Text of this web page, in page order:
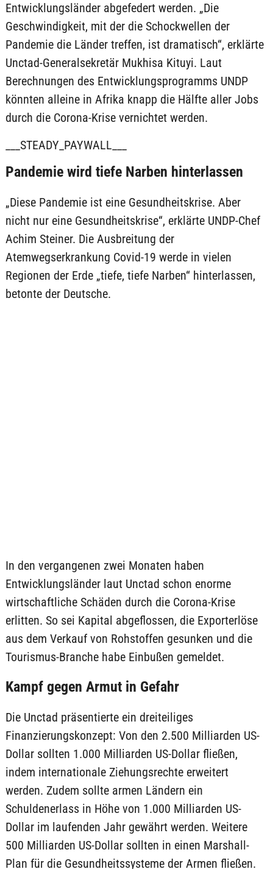
Entwicklungsländer abgefedert werden. „Die
Geschwindigkeit, mit der die Schockwellen der
Pandemie die Länder treffen, ist dramatisch“, erklärte
Unctad-Generalsekretär Mukhisa Kituyi. Laut
Berechnungen des Entwicklungsprogramms UNDP
könnten alleine in Afrika knapp die Hälfte aller Jobs
durch die Corona-Krise vernichtet werden.
___STEADY_PAYWALL___
Pandemie wird tiefe Narben hinterlassen
„Diese Pandemie ist eine Gesundheitskrise. Aber
nicht nur eine Gesundheitskrise“, erklärte UNDP-Chef
Achim Steiner. Die Ausbreitung der
Atemwegserkrankung Covid-19 werde in vielen
Regionen der Erde „tiefe, tiefe Narben“ hinterlassen,
betonte der Deutsche.
In den vergangenen zwei Monaten haben
Entwicklungsländer laut Unctad schon enorme
wirtschaftliche Schäden durch die Corona-Krise
erlitten. So sei Kapital abgeflossen, die Exporterlöse
aus dem Verkauf von Rohstoffen gesunken und die
Tourismus-Branche habe Einbußen gemeldet.
Kampf gegen Armut in Gefahr
Die Unctad präsentierte ein dreiteiliges
Finanzierungskonzept: Von den 2.500 Milliarden US-
Dollar sollten 1.000 Milliarden US-Dollar fließen,
indem internationale Ziehungsrechte erweitert
werden. Zudem sollte armen Ländern ein
Schuldenerlass in Höhe von 1.000 Milliarden US-
Dollar im laufenden Jahr gewährt werden. Weitere
500 Milliarden US-Dollar sollten in einen Marshall-
Plan für die Gesundheitssysteme der Armen fließen.